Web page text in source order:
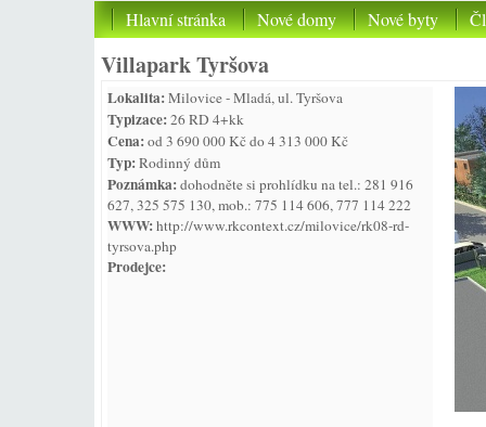
Hlavní stránka Nové domy Nové byty
Villapark Tyršova
Lokalita:Milovice - Mladá, ul. Tyršova
Typizace:26 RD 4+kk
Cena:od 3 690 000 Kč do 4 313 000 Kč
Typ:Rodinný dům
Poznámka:dohodněte si prohlídku na tel.: 281 916
627, 325 575 130, mob.: 775 114 606, 777 114 222
WWW:http://www.rkcontext.cz/milovice/rk08-rd-
tyrsova.php
Prodejce: